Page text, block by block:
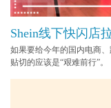
Shein线下快闪店
如果要给今年的国内电商
贴切的应该是“艰难前行”。